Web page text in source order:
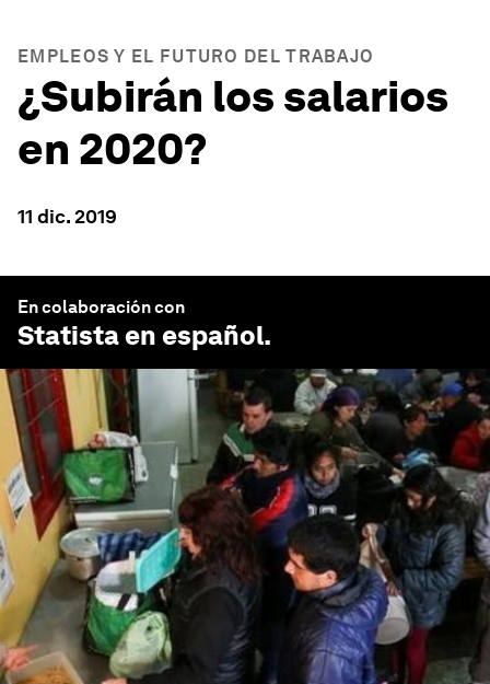
EMPLEOS Y EL FUTURO DEL TRABAJO
¿Subirán los salarios
en 2020?
11 dic. 2019
En colaboración con
Statista en español.